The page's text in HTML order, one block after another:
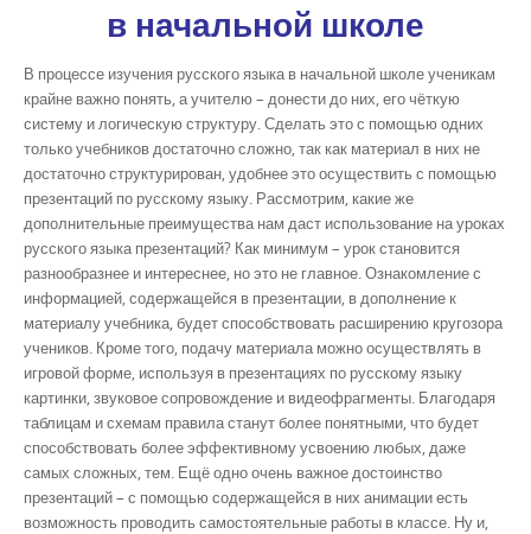
в начальной школе
В процессе изучения русского языка в начальной школе ученикам
крайне важно понять, а учителю – донести до них, его чёткую
систему и логическую структуру. Сделать это с помощью одних
только учебников достаточно сложно, так как материал в них не
достаточно структурирован, удобнее это осуществить с помощью
презентаций по русскому языку. Рассмотрим, какие же
дополнительные преимущества нам даст использование на уроках
русского языка презентаций? Как минимум – урок становится
разнообразнее и интереснее, но это не главное. Ознакомление с
информацией, содержащейся в презентации, в дополнение к
материалу учебника, будет способствовать расширению кругозора
учеников. Кроме того, подачу материала можно осуществлять в
игровой форме, используя в презентациях по русскому языку
картинки, звуковое сопровождение и видеофрагменты. Благодаря
таблицам и схемам правила станут более понятными, что будет
способствовать более эффективному усвоению любых, даже
самых сложных, тем. Ещё одно очень важное достоинство
презентаций – с помощью содержащейся в них анимации есть
возможность проводить самостоятельные работы в классе. Ну и,